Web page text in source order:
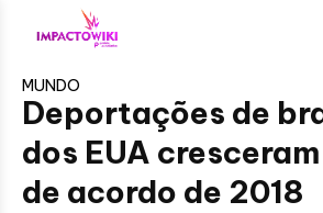
MUNDO
Deportações de
dos EUA
de acordo de 2018